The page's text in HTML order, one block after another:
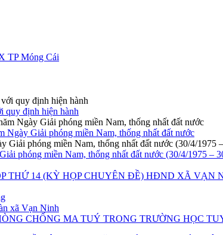
TP Móng Cái
quy định hiện hành
Ngày Giải phóng miền Nam, thống nhất đất nước
phóng miền Nam, thống nhất đất nước (30/4/1975 –
HĐND XÃ VẠN
xã Vạn Ninh